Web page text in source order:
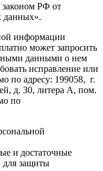
РФ от
данных».
информации
может запросить
данными о нем
исправление или
по адресу: 199058, г.
д. 30, литера А, пом.
по
и достаточные
для защиты